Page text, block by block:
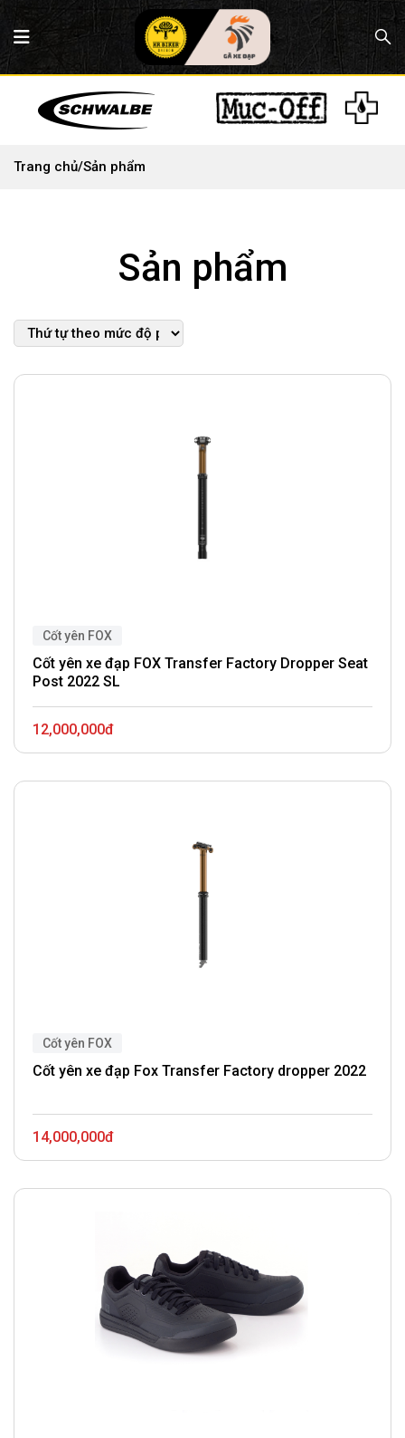
Trang chủ/Sản phẩm
Sản phẩm
Cốt yên FOX
Cốt yên xe đạp FOX Transfer Factory Dropper Seat
Post 2022 SL
12,000,000đ
Cốt yên FOX
Cốt yên xe đạp Fox Transfer Factory dropper 2022
14,000,000đ